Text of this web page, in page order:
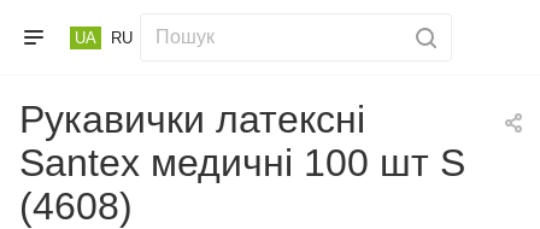
UA RU
Рукавички латексні
Santex медичні 100 шт S
(4608)